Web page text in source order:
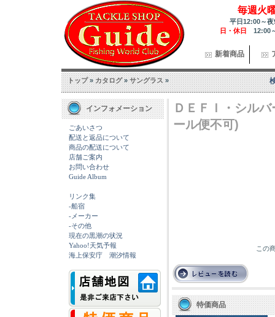
毎週火
平日12:00～
日・休日 12:00
新着商品
トップ»カタログ»サングラス»
インフォメーション
ごあいさつ
配送と返品について
商品の配送について
店舗ご案内
お問い合わせ
Guide Album
リンク集
-船宿
-メーカー
-その他
現在の黒潮の状況
Yahoo!天気予報
海上保安庁 潮汐情報
ＤＥＦＩ・シル
ール便不可)
この
特価商品